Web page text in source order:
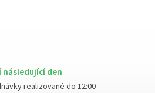
následující den
realizované do 12:00